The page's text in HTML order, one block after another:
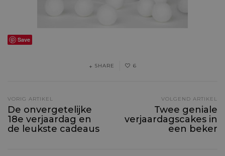
Save
SHARE 6
VORIG ARTIKEL
De onvergetelijke
18e verjaardag en
de leukste cadeaus
VOLGEND ARTIKEL
Twee geniale
verjaardagscakes in
een beker